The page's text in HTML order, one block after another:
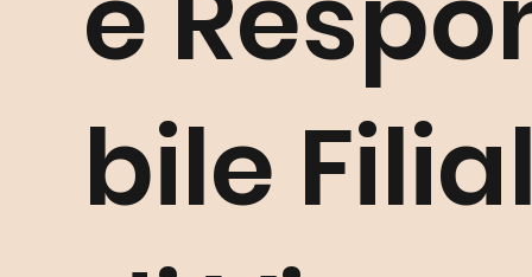
bile